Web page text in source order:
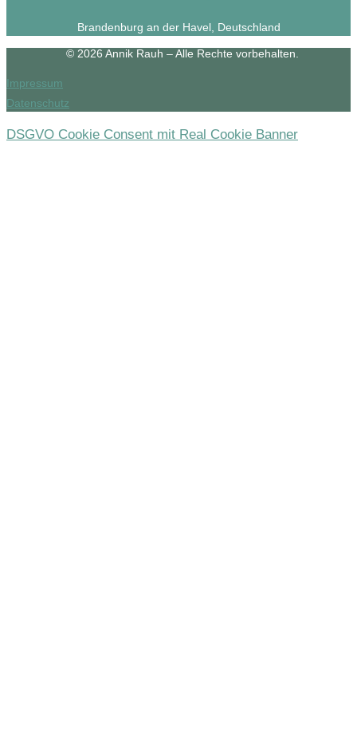
Brandenburg an der Havel, Deutschland
© 2026 Annik Rauh – Alle Rechte vorbehalten.
Impressum
Datenschutz
DSGVO Cookie Consent mit Real Cookie Banner